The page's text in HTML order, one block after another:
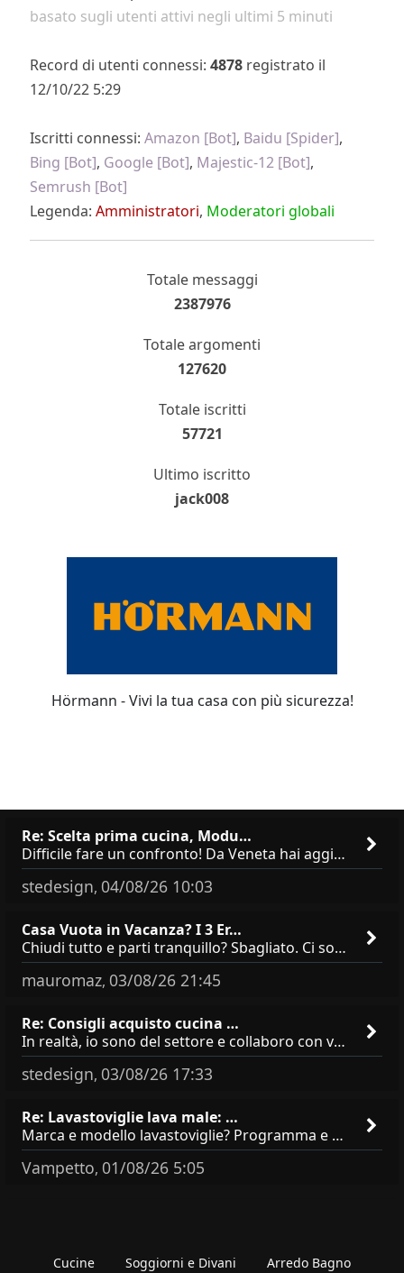
basato sugli utenti attivi negli ultimi 5 minuti
Record di utenti connessi: 4878 registrato il
12/10/22 5:29
Iscritti connessi: Amazon [Bot], Baidu [Spider],
Bing [Bot], Google [Bot], Majestic-12 [Bot],
Semrush [Bot]
Legenda: Amministratori, Moderatori globali
Totale messaggi
2387976
Totale argomenti
127620
Totale iscritti
57721
Ultimo iscritto
jack008
Hörmann - Vivi la tua casa con più sicurezza!
Re: Scelta prima cucina, Modu…
Difficile fare un confronto! Da Veneta hai aggiunto i pensili a tutta altezza e una colonna dispensa da 30, che da soli
stedesign, 04/08/26 10:03
Casa Vuota in Vacanza? I 3 Er…
Chiudi tutto e parti tranquillo? Sbagliato. Ci sono 3 comportamenti che dicono ai ladri &quot;sono via per due settimane
mauromaz, 03/08/26 21:45
Re: Consigli acquisto cucina …
In realtà, io sono del settore e collaboro con vari negozi, ti possono dire che sono tutti brand abbastanza simili come
stedesign, 03/08/26 17:33
Re: Lavastoviglie lava male: …
Marca e modello lavastoviglie? Programma e Deterisvo utilizzato ? Decalcificatore è regolato in in base alla durezza
Vampetto, 01/08/26 5:05
Cucine Soggiorni e Divani Arredo Bagno